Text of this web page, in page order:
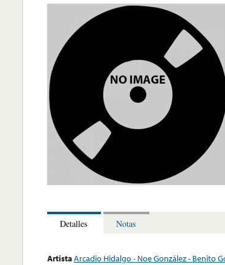
Detalles Notas
ArtistaArcadio Hidalgo - Noe González - Benito